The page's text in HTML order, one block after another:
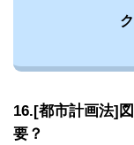
16.[都市計画法]
要？